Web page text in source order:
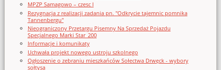
MPZP Samagowo – czesc I
Rezygnacja z realizacji zadania pn. "Odkrycie tajemnic pomnika
Tannenbergu"
Nieograniczony Przetargu Pisemny Na Sprzedaż Pojazdu
Specjalnego Marki Star_200
Informacje i komunikaty
Uchwała projekt nowego ustroju szkolnego
Ogłoszenie o zebraniu mieszkańców Sołectwa Drwęck - wybory
sołtysa